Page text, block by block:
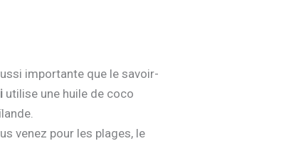
importante que le savoir-
utilise une huile de coco
venez pour les plages, le